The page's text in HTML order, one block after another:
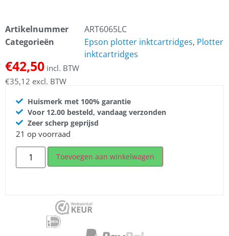
Artikelnummer
ART6065LC
Categorieën
Epson plotter inktcartridges, Plotter
inktcartridges
€42,50 incl. BTW
€35,12 excl. BTW
Huismerk met 100% garantie
Voor 12.00 besteld, vandaag verzonden
Zeer scherp geprijsd
21 op voorraad
Toevoegen aan winkelwagen